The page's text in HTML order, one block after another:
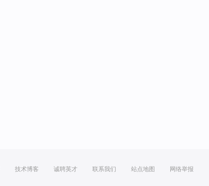
技术博客 诚聘英才 联系我们 站点地图 网络举报